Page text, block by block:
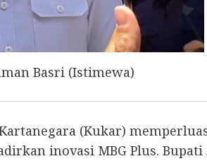
Basri (Istimewa)
(Kukar)
inovasi MBG Plus.